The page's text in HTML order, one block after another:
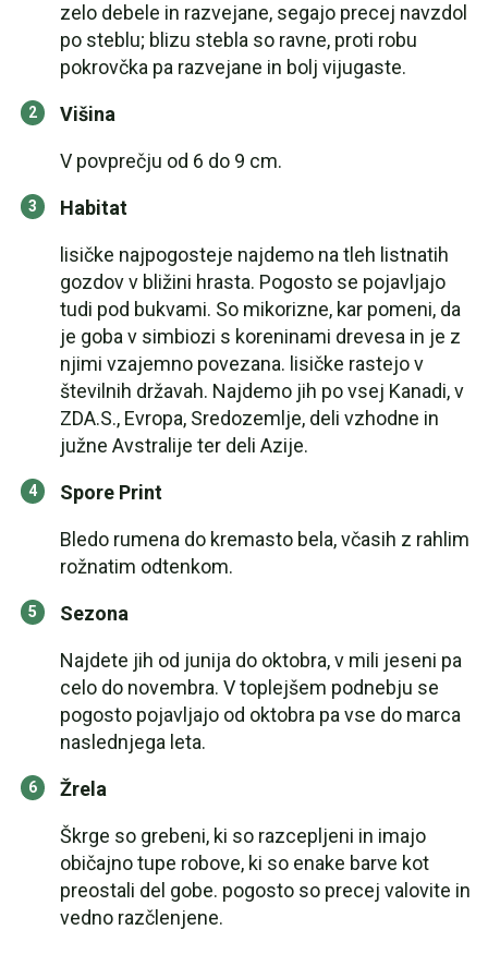
zelo debele in razvejane, segajo precej navzdol
po steblu; blizu stebla so ravne, proti robu
pokrovčka pa razvejane in bolj vijugaste.
Višina
V povprečju od 6 do 9 cm.
Habitat
lisičke najpogosteje najdemo na tleh listnatih
gozdov v bližini hrasta. Pogosto se pojavljajo
tudi pod bukvami. So mikorizne, kar pomeni, da
je goba v simbiozi s koreninami drevesa in je z
njimi vzajemno povezana. lisičke rastejo v
številnih državah. Najdemo jih po vsej Kanadi, v
ZDA.S., Evropa, Sredozemlje, deli vzhodne in
južne Avstralije ter deli Azije.
Spore Print
Bledo rumena do kremasto bela, včasih z rahlim
rožnatim odtenkom.
Sezona
Najdete jih od junija do oktobra, v mili jeseni pa
celo do novembra. V toplejšem podnebju se
pogosto pojavljajo od oktobra pa vse do marca
naslednjega leta.
Žrela
Škrge so grebeni, ki so razcepljeni in imajo
običajno tupe robove, ki so enake barve kot
preostali del gobe. pogosto so precej valovite in
vedno razčlenjene.